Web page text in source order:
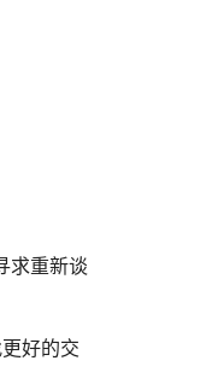
求重新谈
好的交